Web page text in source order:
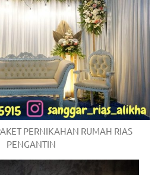
PERNIKAHAN RUMAH RIAS
PENGANTIN